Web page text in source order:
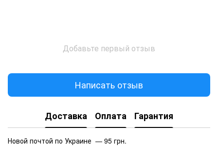
Добавьте первый отзыв
Написать отзыв
Доставка Оплата Гарантия
Новой почтой по Украине — 95 грн.